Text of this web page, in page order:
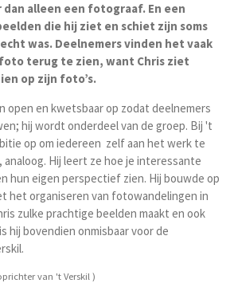
dan alleen een fotograaf. En een
die hij ziet en schiet zijn soms
was. Deelnemers vinden het vaak
terug te zien, want Chris ziet
op zijn foto’s.
open en kwetsbaar op zodat deelnemers
hij wordt onderdeel van de groep. Bij 't
op om iedereen zelf aan het werk te
Hij leert ze hoe je interessante
hun eigen perspectief zien. Hij bouwde op
het organiseren van fotowandelingen in
zulke prachtige beelden maakt en ook
hij bovendien onmisbaar voor de
van 't Verskil )